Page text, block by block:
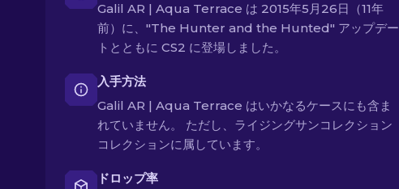
Galil AR | Aqua Terrace は 2015年5月26日（11年
前）に、"The Hunter and the Hunted" アップデー
トとともに CS2 に登場しました。
入手方法
Galil AR | Aqua Terrace はいかなるケースにも含ま
れていません。 ただし、ライジングサンコレクション
コレクションに属しています。
ドロップ率